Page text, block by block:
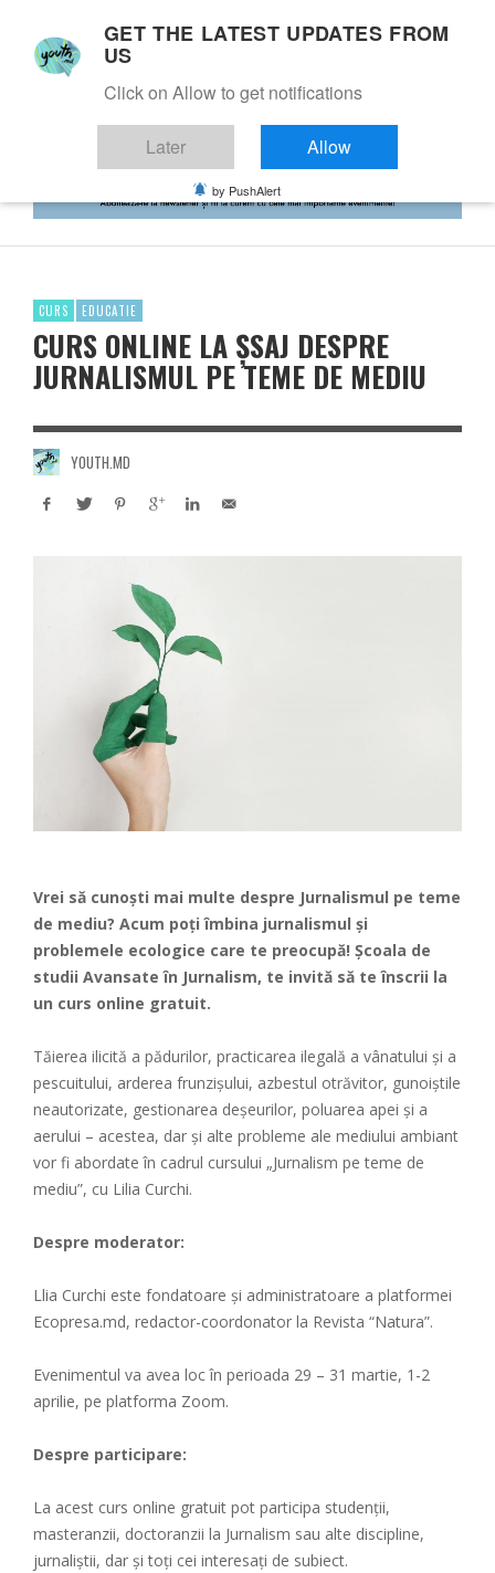
CURS EDUCATIE
CURS ONLINE LA ȘSAJ DESPRE
JURNALISMUL PE TEME DE MEDIU
YOUTH.MD
Vrei să cunoști mai multe despre Jurnalismul pe teme
de mediu? Acum poți îmbina jurnalismul și
problemele ecologice care te preocupă! Școala de
studii Avansate în Jurnalism, te invită să te înscrii la
un curs online gratuit.
Tăierea ilicită a pădurilor, practicarea ilegală a vânatului și a
pescuitului, arderea frunzișului, azbestul otrăvitor, gunoiștile
neautorizate, gestionarea deșeurilor, poluarea apei și a
aerului – acestea, dar și alte probleme ale mediului ambiant
vor fi abordate în cadrul cursului „Jurnalism pe teme de
mediu”, cu Lilia Curchi.
Despre moderator:
Llia Curchi este fondatoare și administratoare a platformei
Ecopresa.md, redactor-coordonator la Revista “Natura”.
Evenimentul va avea loc în perioada 29 – 31 martie, 1-2
aprilie, pe platforma Zoom.
Despre participare:
La acest curs online gratuit pot participa studenții,
masteranzii, doctoranzii la Jurnalism sau alte discipline,
jurnaliștii, dar și toți cei interesați de subiect.
GET THE LATEST UPDATES FROM
US
Click on Allow to get notifications
Later Allow
by PushAlert